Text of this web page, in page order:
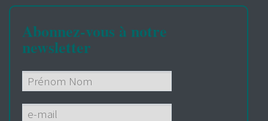
Abonnez-vous à notre
newsletter